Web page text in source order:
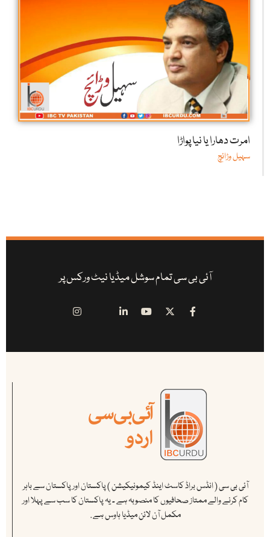
امرت دھارا یا نیا پواڑا
سہیل وڑائچ
آئی بی سی تمام سوشل میڈیا نیٹ ورکس پر
آئی بی سی ( انڈس براڈ کاسٹ اینڈ کیمونیکیشن ) پاکستان اور پاکستان سے باہر
کام کرنے والے ممتاز صحافیوں کا منصوبہ ہے ۔ یہ پاکستان کا سب سے پہلا اور
مکمل آن لائن میڈیا ہاوس ہے .